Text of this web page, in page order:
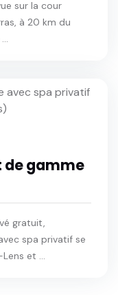
sur la cour
à 20 km du
de gamme
gratuit,
spa privatif se
et ...